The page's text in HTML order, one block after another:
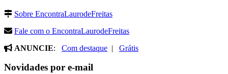
Sobre EncontraLaurodeFreitas
Fale com o EncontraLaurodeFreitas
ANUNCIE: Com destaque | Grátis
Novidades por e-mail